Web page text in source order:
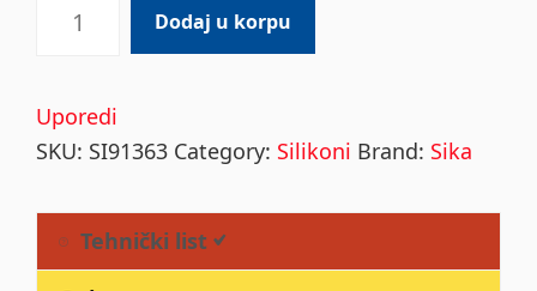
Sivi
600ml
Dodaj u korpu
Uporedi
SKU: SI91363 Category: Silikoni Brand: Sika
Tehnički list